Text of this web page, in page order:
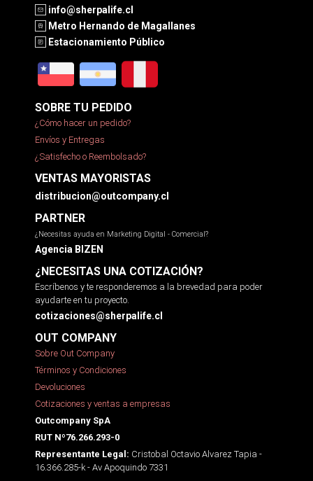
info@sherpalife.cl
Metro Hernando de Magallanes
Estacionamiento Público
SOBRE TU PEDIDO
¿Cómo hacer un pedido?
Envíos y Entregas
¿Satisfecho o Reembolsado?
VENTAS MAYORISTAS
distribucion@outcompany.cl
PARTNER
¿Necesitas ayuda en Marketing Digital - Comercial?
Agencia BIZEN
¿NECESITAS UNA COTIZACIÓN?
Escríbenos y te responderemos a la brevedad para poder
ayudarte en tu proyecto.
cotizaciones@sherpalife.cl
OUT COMPANY
Sobre Out Company
Términos y Condiciones
Devoluciones
Cotizaciones y ventas a empresas
Outcompany SpA
RUT Nº76.266.293-0
Representante Legal: Cristobal Octavio Alvarez Tapia -
16.366.285-k - Av Apoquindo 7331